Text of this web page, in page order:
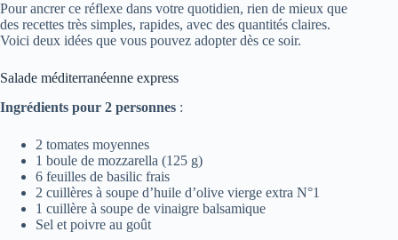
Pour ancrer ce réflexe dans votre quotidien, rien de mieux que
des recettes très simples, rapides, avec des quantités claires.
Voici deux idées que vous pouvez adopter dès ce soir.
Salade méditerranéenne express
Ingrédients pour 2 personnes :
2 tomates moyennes
1 boule de mozzarella (125 g)
6 feuilles de basilic frais
2 cuillères à soupe d’huile d’olive vierge extra N°1
1 cuillère à soupe de vinaigre balsamique
Sel et poivre au goût